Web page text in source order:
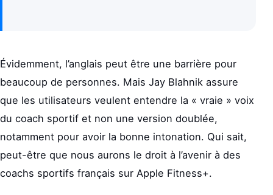
Évidemment, l’anglais peut être une barrière pour
beaucoup de personnes. Mais Jay Blahnik assure
que les utilisateurs veulent entendre la « vraie » voix
du coach sportif et non une version doublée,
notamment pour avoir la bonne intonation. Qui sait,
peut-être que nous aurons le droit à l’avenir à des
coachs sportifs français sur Apple Fitness+.